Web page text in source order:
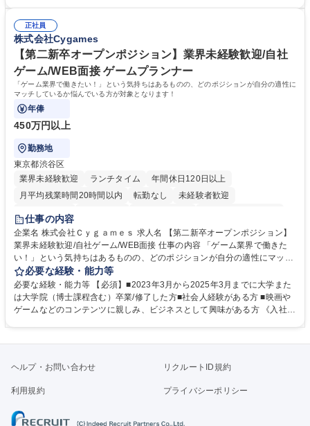
表するインフラ企業 #ポテンシャル採用
72.html ■エネルギーセキュリティの不安定化や気候変動による自然災害の
甚大化など、これまで以上に社会課題解決の重要性が高まっています。
「未来の日常」の創造に向けて持続可能な社会の実現に貢献してまいりま
す。 学歴・資格 学歴：大学院 大学 語学力： 資格：
正社員
株式会社Cygames
【第二新卒オープンポジション】業界未経験歓迎/自社
ゲーム/WEB面接 ゲームプランナー
「ゲーム業界で働きたい！」という気持ちはあるものの、どのポジションが自分の適性に
マッチしているか悩んでいる方が対象となります！
年俸
450万円以上
勤務地
東京都渋谷区
業界未経験歓迎
ランチタイム
年間休日120日以上
月平均残業時間20時間以内
転勤なし
未経験者歓迎
住宅手当あり
交通費支給
土日祝休み 服装自由 昼食補助あり
第二新卒歓迎
食事補助あり
仕事の内容
企業名 株式会社Ｃｙｇａｍｅｓ 求人名 【第二新卒オープンポジション】
業界未経験歓迎/自社ゲーム/WEB面接 仕事の内容 「ゲーム業界で働きた
い！」という気持ちはあるものの、どのポジションが自分の適性にマッチ
しているか悩んでいる方が対象となります！ 総合職（プランナー/データ
アナリストなど）、技術職（開発エンジニ ア/インフラエンジニアな
ど）、デザイン職（デザイナー/イラストレ ーターなど）等から、面接で
ご希望と適正にマッチしたポジションをご案内いたします。ゲームやエン
のご応募をお待ちしております。 募集職種 【第二新卒オープンポジショ
必要な経験・能力等
必要な経験・能力等 【必須】■2023年3月から2025年3月までに大学また
は大学院（博士課程含む）卒業/修了した方■社会人経験がある方 ■映画や
ゲームなどのコンテンツに親しみ、ビジネスとして興味がある方 《入社実
ヘルプ・お問い合わせ リクルートID規約
利用規約 プライバシーポリシー